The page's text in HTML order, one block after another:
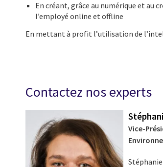
En créant, grâce au numérique et au
l’employé online et offline
En mettant à profit l’utilisation de
Contactez nos experts
Vice-